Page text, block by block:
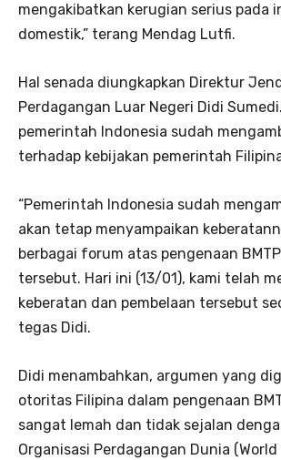
mengakibatkan kerugian serius pada
domestik,” terang Mendag Lutfi.
Hal senada diungkapkan Direktur
Perdagangan Luar Negeri Didi
pemerintah Indonesia sudah
terhadap kebijakan pemerintah
“Pemerintah Indonesia sudah
akan tetap menyampaikan
berbagai forum atas pengenaan
tersebut. Hari ini (13/01), kami telah
keberatan dan pembelaan tersebut
tegas Didi.
Didi menambahkan, argumen yang
otoritas Filipina dalam pengenaan
sangat lemah dan tidak sejalan
Organisasi Perdagangan Dunia (World